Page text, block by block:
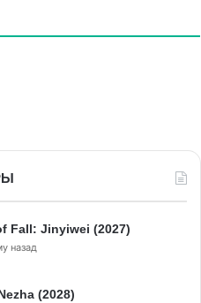
Fall: Jinyiwei (2027)
назад
(2028)